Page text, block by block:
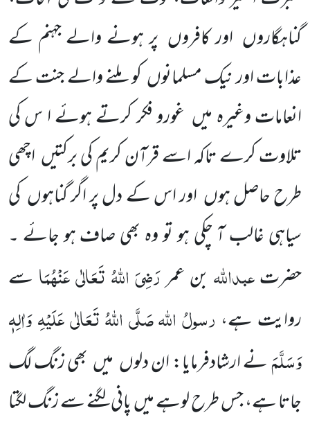
گناہگاروں اور کافروں پر ہونے والے جہنم کے
عذابات اور نیک مسلمانوںکو ملنے والے جنت کے
انعامات وغیرہ میں غورو فکر کرتے ہوئے ا س کی
تلاوت کرے تاکہ اسے قرآن کریم کی برکتیںاچھی
طرح حاصل ہوں اور اس کےدل پر اگر گناہوں کی
سیاہی غالب آ چکی ہو تو وہ بھی صاف ہو جائے ۔
حضرتعبداللّٰہ بن عمررَضِیَ اللّٰہُ تَعَالٰی عَنْہُمَا سے
روایتہے، رسولُ اللّٰہصَلَّی اللّٰہُ تَعَالٰی عَلَیْہِ وَاٰلِہٖ
وَسَلَّمَنے ارشادفرمایا: ان دلوں میںبھی زنگ لگ
جاتا ہے، جس طرح لوہے میںپانی لگنے سے زنگ لگتا